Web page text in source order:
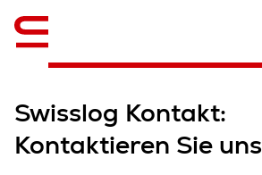
Swisslog Kontakt:
Kontaktieren Sie uns